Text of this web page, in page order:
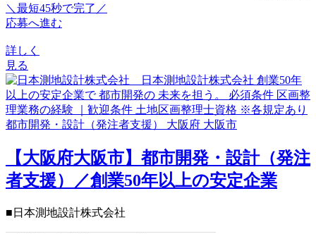
＼最短45秒で完了／
応募へ進む
詳しく
見る
【大阪府大阪市】都市開発・設計（発注
者支援）／創業50年以上の安定企業
■日本測地設計株式会社